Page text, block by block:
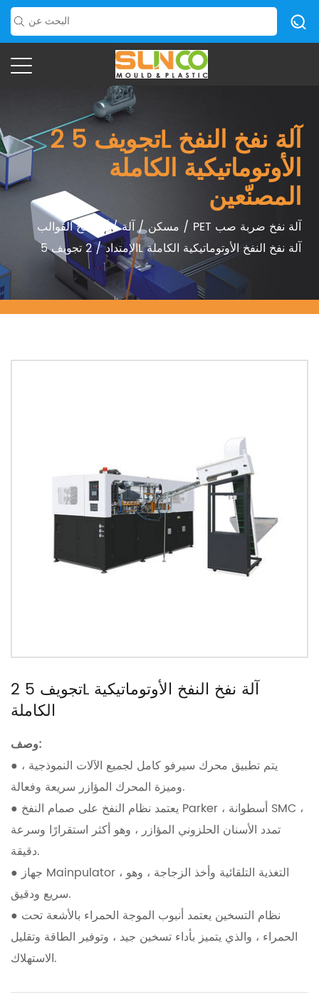
2 تجويف 5L آلة نفخ النفخ
الأوتوماتيكية الكاملة
المصنّعين
مسكن/آلة/آلة نفخ القوالب / PET آلة نفخ ضربة صب
الإمتداد/ 2 تجويف 5L آلة نفخ النفخ الأوتوماتيكية الكاملة
2 تجويف 5L آلة نفخ النفخ الأوتوماتيكية
الكاملة
وصف:
● يتم تطبيق محرك سيرفو كامل لجميع الآلات النموذجية ،
وميزة المحرك المؤازر سريعة وفعالة.
● يعتمد نظام النفخ على صمام النفخ Parker ، أسطوانة SMC ،
تمدد الأسنان الحلزوني المؤازر ، وهو أكثر استقرارًا وسرعة
دقيقة.
● جهاز Mainpulator ، التغذية التلقائية وأخذ الزجاجة ، وهو
سريع ودقيق.
● نظام التسخين يعتمد أنبوب الموجة الحمراء بالأشعة تحت
الحمراء ، والذي يتميز بأداء تسخين جيد ، وتوفير الطاقة وتقليل
الاستهلاك.